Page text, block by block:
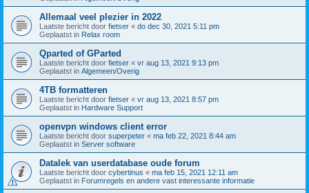
Allemaal veel plezier in 2022
Laatste bericht door fietser « do dec 30, 2021 5:11 pm
Geplaatst in Relax room
Qparted of GParted
Laatste bericht door fietser « vr aug 13, 2021 9:13 pm
Geplaatst in Algemeen/Overig
4TB formatteren
Laatste bericht door fietser « vr aug 13, 2021 8:57 pm
Geplaatst in Hardware Support
openvpn windows client error
Laatste bericht door superpeter « ma feb 22, 2021 8:44 am
Geplaatst in Server software
Datalek van userdatabase oude forum
Laatste bericht door cybertinus « ma feb 15, 2021 12:11 am
Geplaatst in Forumregels en andere vast interessante informatie